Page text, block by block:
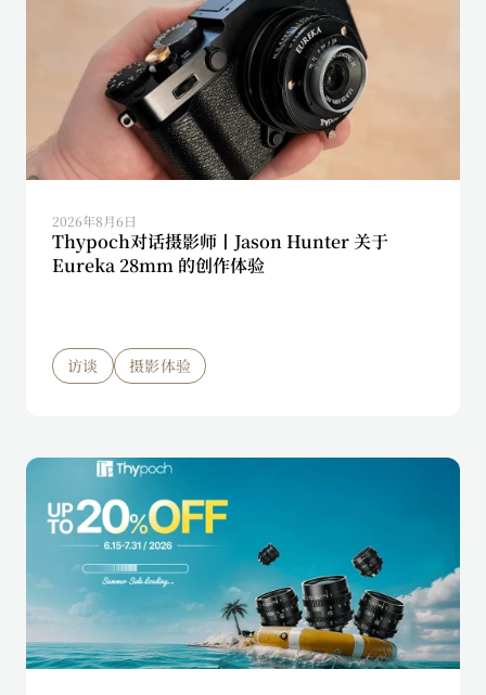
2026年8月6日
Thypoch对话摄影师丨Jason Hunter 关于
Eureka 28mm 的创作体验
访谈 摄影体验